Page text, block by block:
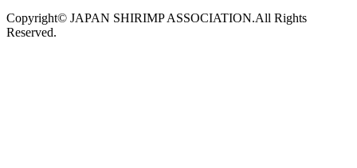
Copyright© JAPAN SHIRIMP ASSOCIATION.All Rights
Reserved.